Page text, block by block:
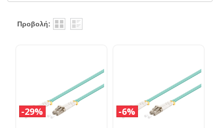
Προβολή:
29% 6%